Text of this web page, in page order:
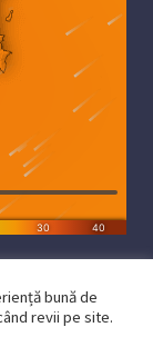
bună de
revii pe site.